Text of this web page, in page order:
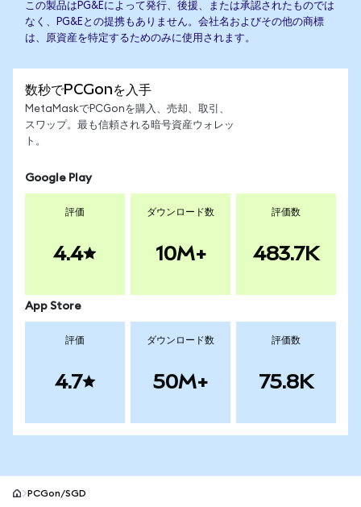
この製品はPG&Eによって発行、後援、または承認されたものでは
なく、PG&Eとの提携もありません。会社名およびその他の商標
は、原資産を特定するためのみに使用されます。
数秒でPCGonを入手
MetaMaskでPCGonを購入、売却、取引、
スワップ。最も信頼される暗号資産ウォレッ
ト。
Google Play
評価
4.4
ダウンロード数
10M+
評価数
483.7K
App Store
評価
4.7
ダウンロード数
50M+
評価数
75.8K
PCGon/SGD